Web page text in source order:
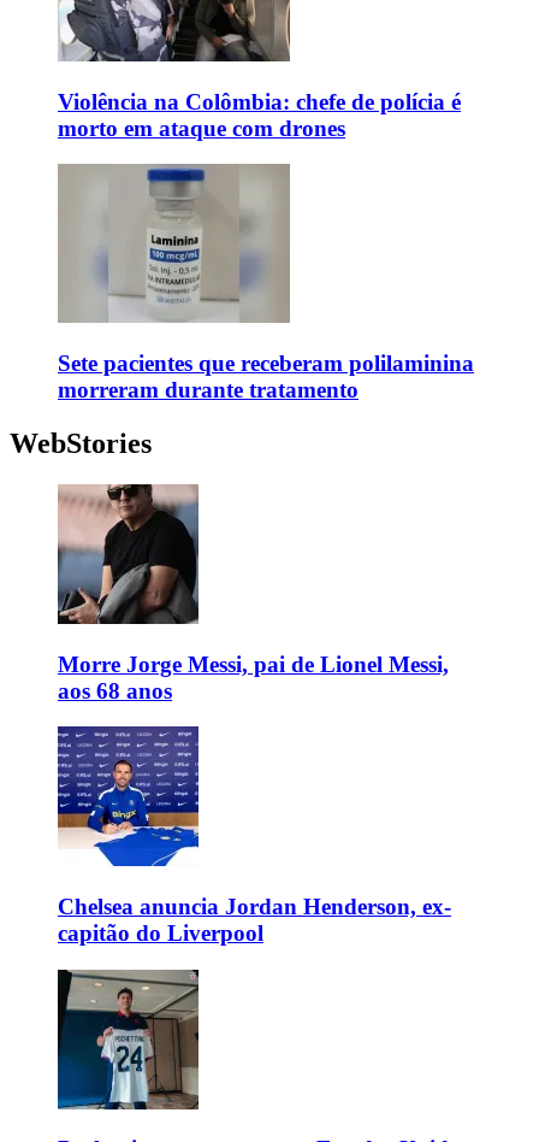
Violência na Colômbia: chefe de polícia é
morto em ataque com drones
Sete pacientes que receberam polilaminina
morreram durante tratamento
WebStories
Morre Jorge Messi, pai de Lionel Messi,
aos 68 anos
Chelsea anuncia Jordan Henderson, ex-
capitão do Liverpool